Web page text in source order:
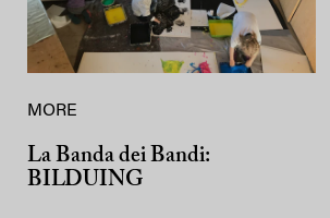
MORE
La Banda dei Bandi:
BILDUING